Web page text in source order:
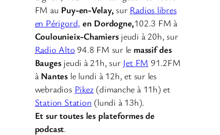
FM au Puy-en-Velay, sur Radios libres
en Périgord, en Dordogne,102.3 FM à
Coulounieix-Chamiers jeudi à 20h, sur
Radio Alto 94.8 FM sur le massif des
Bauges jeudi à 21h, sur Jet FM 91.2FM
à Nantesle lundi à 12h, et sur les
webradios Pikez (dimanche à 11h) et
Station Station (lundi à 13h).
Et sur toutes les plateformes de
podcast.